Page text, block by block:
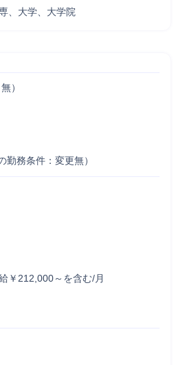
、大学、大学院
）
勤務条件：変更無）
￥212,000～を含む/月